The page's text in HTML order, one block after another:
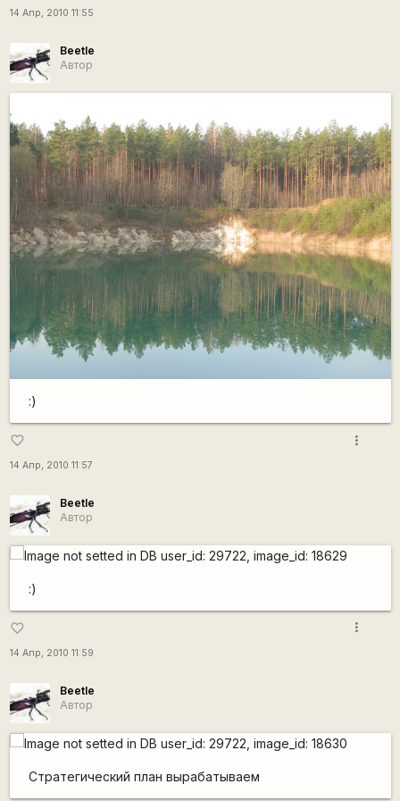
14 Апр, 2010 11:55
Beetle
Автор
:)
favorite_border
14 Апр, 2010 11:57
more_vert
Beetle
Автор
:)
favorite_border
14 Апр, 2010 11:59
more_vert
Beetle
Автор
Стратегический план вырабатываем